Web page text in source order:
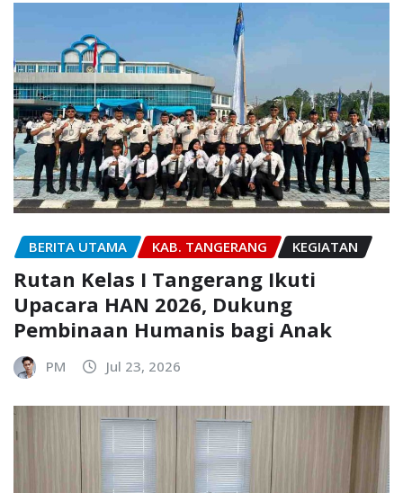
BERITA UTAMA KAB. TANGERANG KEGIATAN
Rutan Kelas I Tangerang Ikuti
Upacara HAN 2026, Dukung
Pembinaan Humanis bagi Anak
PM Jul 23, 2026